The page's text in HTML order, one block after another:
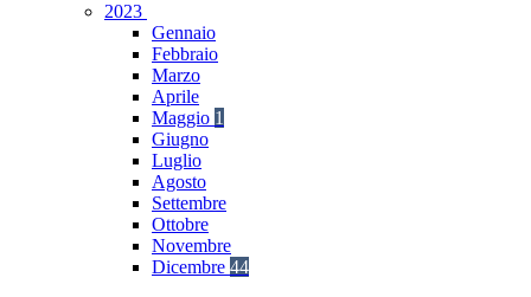
2023
Gennaio
Febbraio
Marzo
Aprile
Maggio 1
Giugno
Luglio
Agosto
Settembre
Ottobre
Novembre
Dicembre 44